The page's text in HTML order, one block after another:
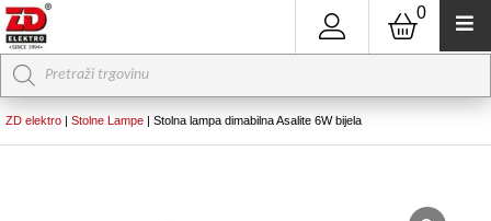
0
Products
search
ZD elektro | Stolne Lampe | Stolna lampa dimabilna Asalite 6W bijela